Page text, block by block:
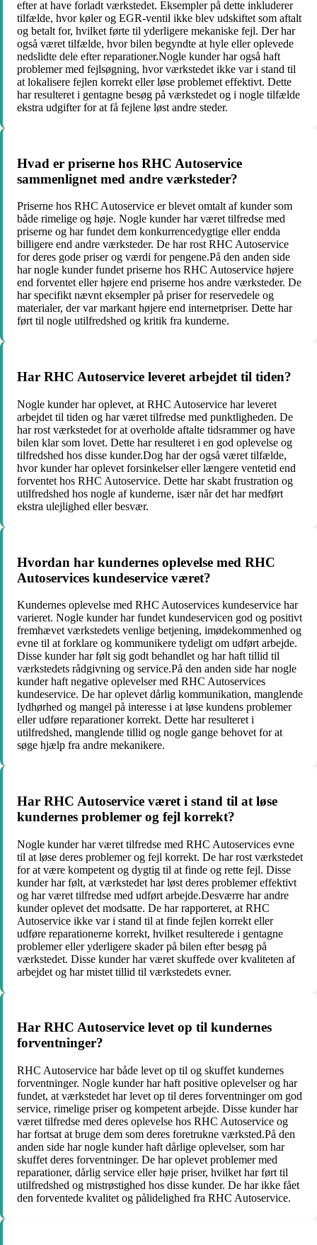
efter at have forladt værkstedet. Eksempler på dette inkluderer
tilfælde, hvor køler og EGR-ventil ikke blev udskiftet som aftalt
og betalt for, hvilket førte til yderligere mekaniske fejl. Der har
også været tilfælde, hvor bilen begyndte at hyle eller oplevede
nedslidte dele efter reparationer.Nogle kunder har også haft
problemer med fejlsøgning, hvor værkstedet ikke var i stand til
at lokalisere fejlen korrekt eller løse problemet effektivt. Dette
har resulteret i gentagne besøg på værkstedet og i nogle tilfælde
ekstra udgifter for at få fejlene løst andre steder.
Hvad er priserne hos RHC Autoservice
sammenlignet med andre værksteder?
Priserne hos RHC Autoservice er blevet omtalt af kunder som
både rimelige og høje. Nogle kunder har været tilfredse med
priserne og har fundet dem konkurrencedygtige eller endda
billigere end andre værksteder. De har rost RHC Autoservice
for deres gode priser og værdi for pengene.På den anden side
har nogle kunder fundet priserne hos RHC Autoservice højere
end forventet eller højere end priserne hos andre værksteder. De
har specifikt nævnt eksempler på priser for reservedele og
materialer, der var markant højere end internetpriser. Dette har
ført til nogle utilfredshed og kritik fra kunderne.
Har RHC Autoservice leveret arbejdet til tiden?
Nogle kunder har oplevet, at RHC Autoservice har leveret
arbejdet til tiden og har været tilfredse med punktligheden. De
har rost værkstedet for at overholde aftalte tidsrammer og have
bilen klar som lovet. Dette har resulteret i en god oplevelse og
tilfredshed hos disse kunder.Dog har der også været tilfælde,
hvor kunder har oplevet forsinkelser eller længere ventetid end
forventet hos RHC Autoservice. Dette har skabt frustration og
utilfredshed hos nogle af kunderne, især når det har medført
ekstra ulejlighed eller besvær.
Hvordan har kundernes oplevelse med RHC
Autoservices kundeservice været?
Kundernes oplevelse med RHC Autoservices kundeservice har
varieret. Nogle kunder har fundet kundeservicen god og positivt
fremhævet værkstedets venlige betjening, imødekommenhed og
evne til at forklare og kommunikere tydeligt om udført arbejde.
Disse kunder har følt sig godt behandlet og har haft tillid til
værkstedets rådgivning og service.På den anden side har nogle
kunder haft negative oplevelser med RHC Autoservices
kundeservice. De har oplevet dårlig kommunikation, manglende
lydhørhed og mangel på interesse i at løse kundens problemer
eller udføre reparationer korrekt. Dette har resulteret i
utilfredshed, manglende tillid og nogle gange behovet for at
søge hjælp fra andre mekanikere.
Har RHC Autoservice været i stand til at løse
kundernes problemer og fejl korrekt?
Nogle kunder har været tilfredse med RHC Autoservices evne
til at løse deres problemer og fejl korrekt. De har rost værkstedet
for at være kompetent og dygtig til at finde og rette fejl. Disse
kunder har følt, at værkstedet har løst deres problemer effektivt
og har været tilfredse med udført arbejde.Desværre har andre
kunder oplevet det modsatte. De har rapporteret, at RHC
Autoservice ikke var i stand til at finde fejlen korrekt eller
udføre reparationerne korrekt, hvilket resulterede i gentagne
problemer eller yderligere skader på bilen efter besøg på
værkstedet. Disse kunder har været skuffede over kvaliteten af
arbejdet og har mistet tillid til værkstedets evner.
Har RHC Autoservice levet op til kundernes
forventninger?
RHC Autoservice har både levet op til og skuffet kundernes
forventninger. Nogle kunder har haft positive oplevelser og har
fundet, at værkstedet har levet op til deres forventninger om god
service, rimelige priser og kompetent arbejde. Disse kunder har
været tilfredse med deres oplevelse hos RHC Autoservice og
har fortsat at bruge dem som deres foretrukne værksted.På den
anden side har nogle kunder haft dårlige oplevelser, som har
skuffet deres forventninger. De har oplevet problemer med
reparationer, dårlig service eller høje priser, hvilket har ført til
utilfredshed og mistrøstighed hos disse kunder. De har ikke fået
den forventede kvalitet og pålidelighed fra RHC Autoservice.